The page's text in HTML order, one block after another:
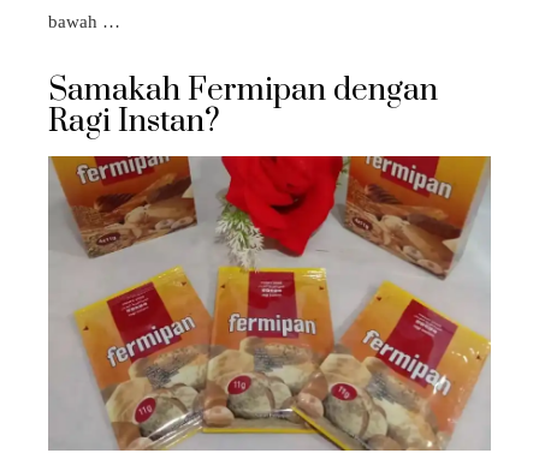
bawah …
Samakah Fermipan dengan
Ragi Instan?